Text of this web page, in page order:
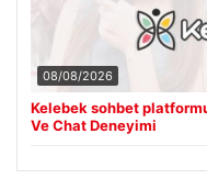
08/08/2026
Kelebek sohbet
Ve Chat Deneyimi